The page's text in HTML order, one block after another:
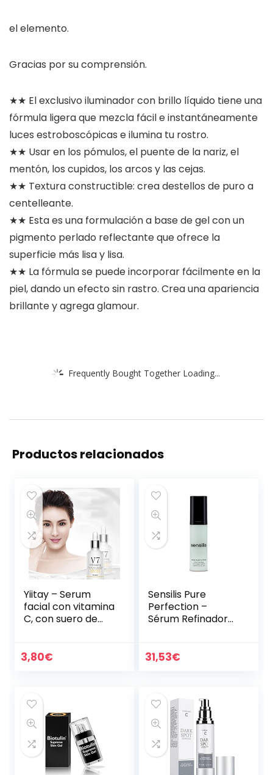
el elemento.
Gracias por su comprensión.
★★ El exclusivo iluminador con brillo líquido tiene una
fórmula ligera que mezcla fácil e instantáneamente
luces estroboscópicas e ilumina tu rostro.
★★ Usar en los pómulos, el puente de la nariz, el
mentón, los cupidos, los arcos y las cejas.
★★ Textura constructible: crea destellos de puro a
centelleante.
★★ Esta es una formulación a base de gel con un
pigmento perlado reflectante que ofrece la
superficie más lisa y lisa.
★★ La fórmula se puede incorporar fácilmente en la
piel, dando un efecto sin rastro. Crea una apariencia
brillante y agrega glamour.
Frequently Bought Together Loading...
Productos relacionados
Yiitay – Serum
facial con vitamina
C, con suero de
crema
3,80€
Sensilis Pure
Perfection –
Sérum Refinador
31,53€